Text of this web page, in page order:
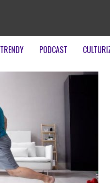
TRENDY PODCAST